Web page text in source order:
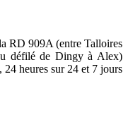
RD 909A (entre Talloires
défilé de Dingy à Alex)
24 heures sur 24 et 7 jours